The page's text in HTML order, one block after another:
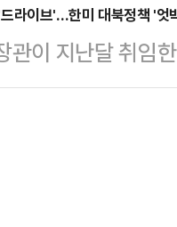
권에 따르면 정
전쟁 중이며, 여
…
을 어떻게 바꿔
표 후보에게 대구
청년이 던진 질
라이브'…한미 대북정책 '엇
관이 지난달 취임
있다.한미 정상회